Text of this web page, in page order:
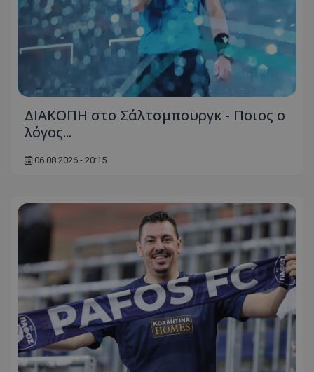
ΔΙΑΚΟΠΗ στο Σάλτσμπουργκ - Ποιος ο
λόγος...
06.08.2026 - 20:15